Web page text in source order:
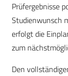
Prüfergebnisse
Studienwunsch
erfolgt die
zum
Den